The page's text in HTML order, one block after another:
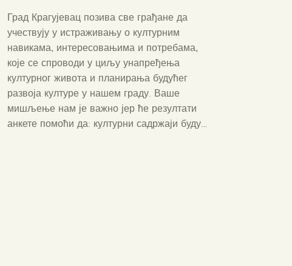
Град Крагујевац позива све грађане да
учествују у истраживању о културним
навикама, интересовањима и потребама,
које се спроводи у циљу унапређења
културног живота и планирања будућег
развоја културе у нашем граду. Ваше
мишљење нам је важно јер ће резултати
анкете помоћи да: културни садржаји буду…